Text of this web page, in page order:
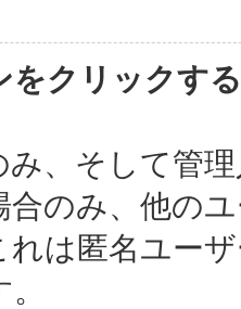
をクリックす
、そして管
合のみ、他の
れは匿名ユー